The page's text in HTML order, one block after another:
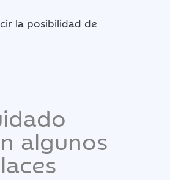
la posibilidad de
algunos